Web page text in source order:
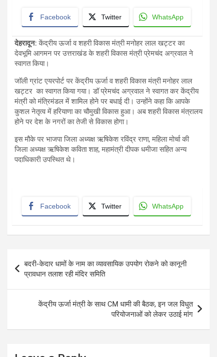
Facebook Twitter WhatsApp
देहरादून: केंद्रीय ऊर्जा व शहरी विकास मंत्री मनोहर लाल खट्टर का
देवभूमि आगमन पर उत्तराखंड के शहरी विकास मंत्री प्रेमचंद अग्रवाल ने
स्वागत किया।
जॉली ग्रांट एयरपोर्ट पर केंद्रीय ऊर्जा व शहरी विकास मंत्री मनोहर लाल
खट्टर का स्वागत किया गया। डॉ प्रेमचंद अग्रवाल ने स्वागत कर केंद्रीय
मंत्री को मंत्रिमंडल में शामिल होने पर बधाई दी। उन्होंने कहा कि आपके
कुशल नेतृत्व में हरियाणा का चौमुखी विकास हुआ। अब शहरी विकास मंत्रालय
होने पर देश के नगरों का तेजी से विकास होगा।
इस मौके पर भाजपा जिला अध्यक्ष ऋषिकेश रविंद्र राणा, महिला मोर्चा की
जिला अध्यक्ष ऋषिकेश कविता शाह, महामंत्री दीपक धमीजा सहित अन्य
पदाधिकारी उपस्थित थे।
Facebook Twitter WhatsApp
navigation
बदरी-केदार धामों के नाम का व्यावसायिक उपयोग रोकने को कानूनी
प्रावधान तलाश रही मंदिर समिति
केंद्रीय ऊर्जा मंत्री के साथ CM धामी की बैठक, इन जल विधुत
परियोजनाओं को लेकर उठाई मांग